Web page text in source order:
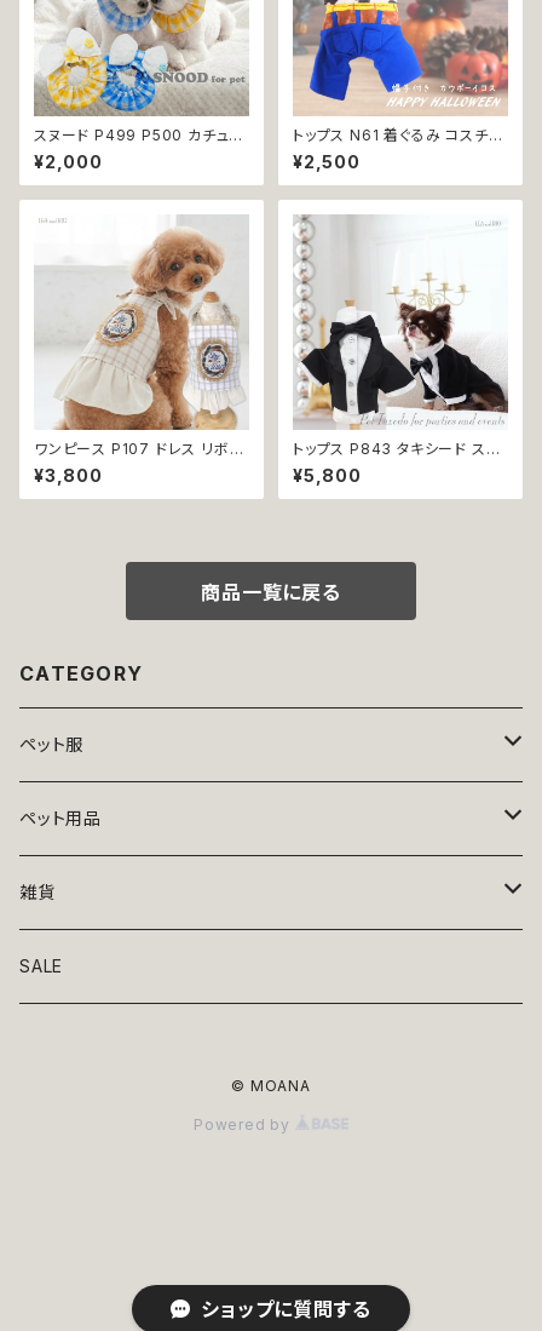
ショップに質問する
スヌード P499 P500 カチュー
シャ りぼん ブルー イエロー ド
ッグウェア ドッグ ウェア ドッグ
ウエア 犬 猫 ペット 服 犬服 か
止 汚れ防止 返品交換不可
¥2,000
トップス N61 着ぐるみ コスチュ
ーム コスプレ キャラクター ブル
ー ホワイト レッド 帽子付き カ
ウボーイ 衣装 仮装 変身 ハロ
ペット 服 犬服 猫服 洋服 オシャ
レ かわいい 小型犬 返品交換不
可
¥2,500
ワンピース P107 ドレス リボン
チェック ハンドメイド ナチュラル
ドッグウェア ドッグウエア dog
犬 猫 ペット 服 犬の服 猫の服
¥3,800
トップス P843 タキシード スー
ツ フォーマル 燕尾服 蝶ネクタ
イ ドッグウェア 犬 猫 ペット 服
犬服 猫服 犬の服 猫の服 おしゃ
¥5,800
商品一覧に戻る
CATEGORY
ペット服
トップス
ニット
アロハ
ボトムス
ワンピース
ペット用品
ベッド
リード・首輪
雑貨
アート
SALE
© MOANA
Powered by